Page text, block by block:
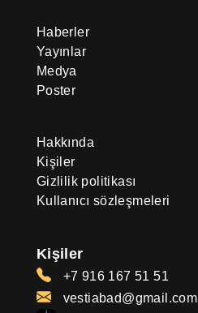
Haberler
Yayınlar
Medya
Poster
Hakkında
Kişiler
Gizlilik politikası
Kullanıcı sözleşmeleri
Kişiler
+7 916 167 51 51
vestiabad@gmail.com